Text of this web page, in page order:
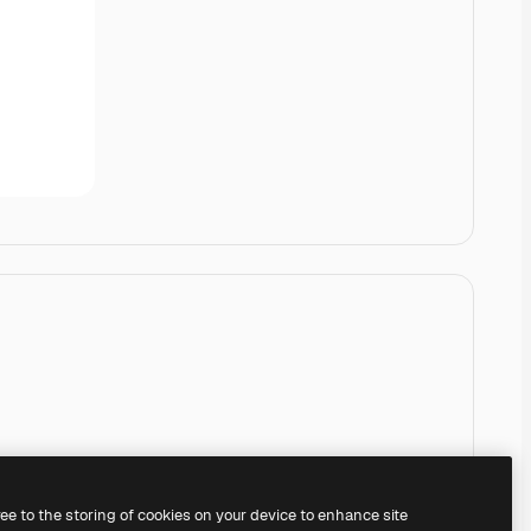
to the storing of cookies on your device to enhance site